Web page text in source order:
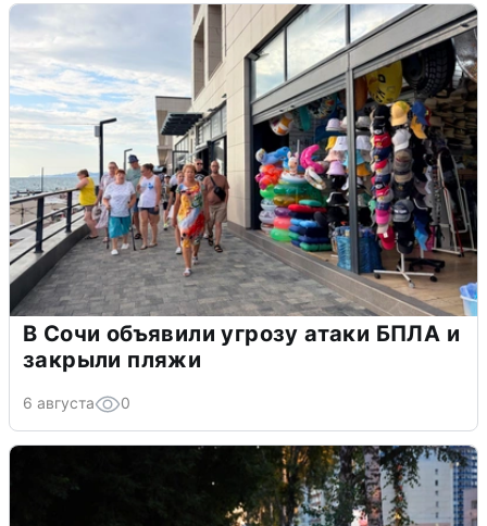
В Сочи объявили угрозу атаки БПЛА и
закрыли пляжи
6 августа 0